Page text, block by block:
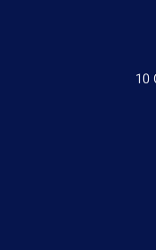
10